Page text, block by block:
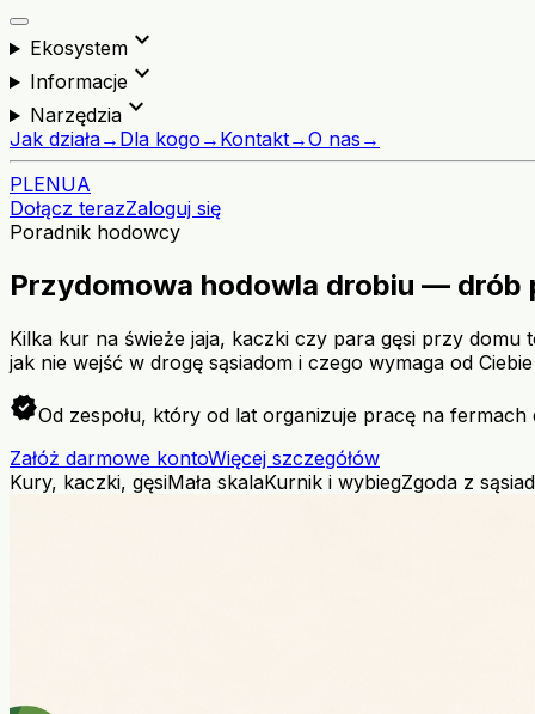
Ekosystemexpand_more
Informacjeexpand_more
Narzędziaexpand_more
Jak działa→ Dla kogo → Kontakt→O nas →
PLENUA
Dołącz terazZaloguj się
Poradnik hodowcy
Przydomowa hodowla drobiu — drób
Kilka kur na świeże jaja, kaczki czy para gęsi przy
jak nie wejść w drogę sąsiadom i czego wymaga od
verifiedOd zespołu, który od lat organizuje pracę na fermach
Załóż darmowe kontoWięcej szczegółów
Kury, kaczki, gęsiMała skalaKurnik i wybiegZgoda z